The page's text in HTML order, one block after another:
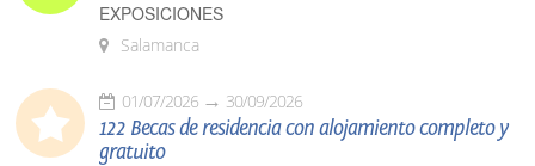
EXPOSICIONES
Salamanca
01/07/2026 30/09/2026
122 Becas de residencia con alojamiento completo y
gratuito